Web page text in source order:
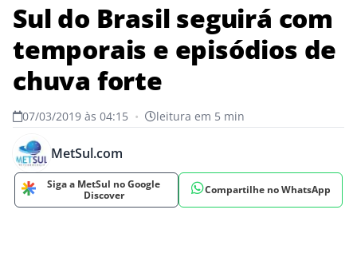
Sul do Brasil seguirá com
temporais e episódios de
chuva forte
07/03/2019 às 04:15 • leitura em 5 min
MetSul.com
Siga a MetSul no Google
Discover
Compartilhe no WhatsApp